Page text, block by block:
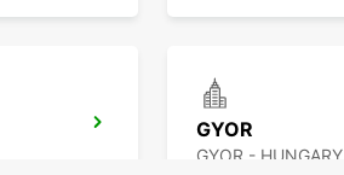
GYOR
GYOR - HUNGARY